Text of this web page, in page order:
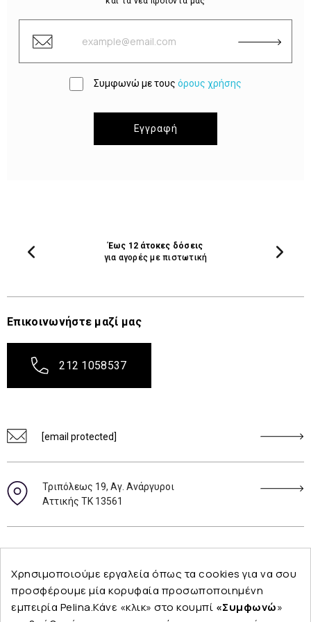
Συμφωνώ με τους όρους χρήσης
Εγγραφή
Έως 12 άτοκες δόσεις
για αγορές με πιστωτική
Επικοινωνήστε μαζί μας
212 1058537
[email protected]
Τριπόλεως 19, Αγ. Ανάργυροι
Αττικής ΤΚ 13561
Χρησιμοποιούμε εργαλεία όπως τα cookies για να σου
προσφέρουμε μία κορυφαία προσωποποιημένη
εμπειρία Pelina.Κάνε «κλικ» στο κουμπί «Συμφωνώ»